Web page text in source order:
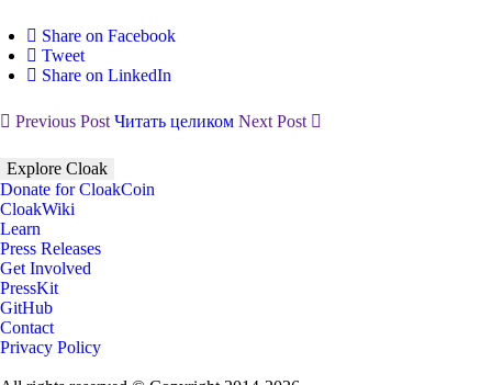
Share on Facebook
Tweet
Share on LinkedIn
Previous Post Читать целиком Next Post
Explore Cloak
Donate for CloakCoin
CloakWiki
Learn
Press Releases
Get Involved
PressKit
GitHub
Contact
Privacy Policy